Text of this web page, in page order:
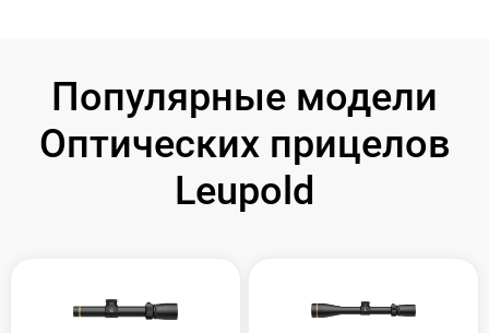
Популярные модели
Оптических прицелов
Leupold